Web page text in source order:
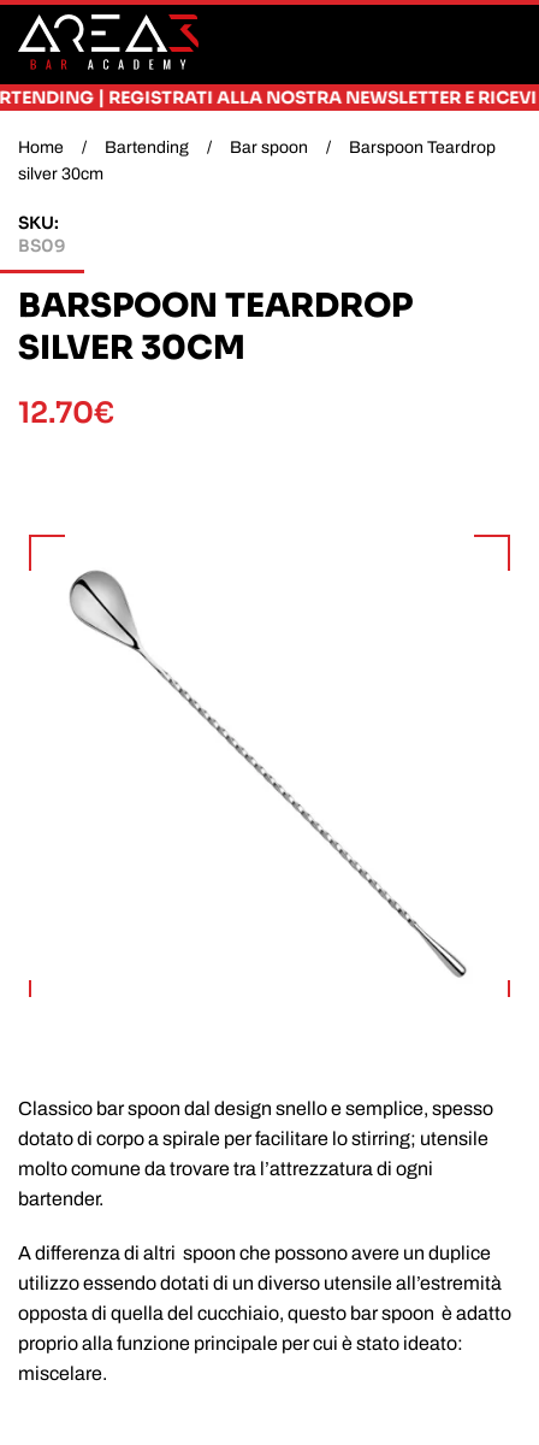
Skip to main content
|REGISTRATI ALLA NOSTRA NEWSLETTER E RICEVI
Home Bartending Bar spoon
Barspoon Teardrop
silver 30cm
SKU:
BS09
BARSPOON TEARDROP
SILVER 30CM
12.70€
Classico bar spoon dal design snello e semplice, spesso
dotato di corpo a spirale per facilitare lo stirring; utensile
molto comune da trovare tra l’attrezzatura di ogni
bartender.
A differenza di altri spoon che possono avere un duplice
utilizzo essendo dotati di un diverso utensile all’estremità
opposta di quella del cucchiaio, questo bar spoon è adatto
proprio alla funzione principale per cui è stato ideato:
miscelare.